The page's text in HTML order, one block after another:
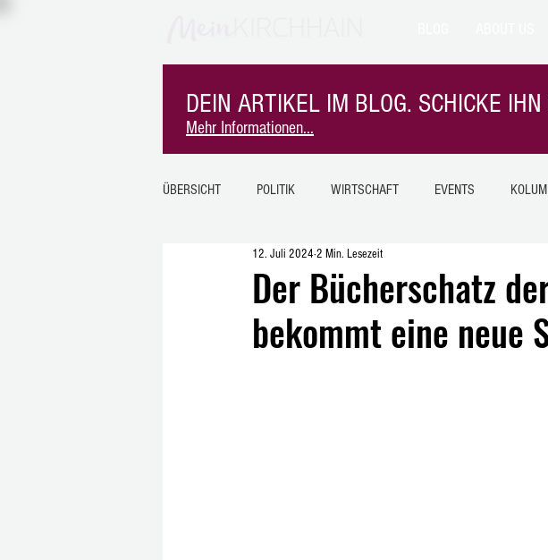
Mehr Informationen...
DEIN ARTIKEL IM BLOG. SCHICKE
ÜBERSICHT POLITIK WIRTSCHAFT EVENTS
MITEINANDER MK-INTERN
SINDERSFELD BURGHOLZ LANGESNSTEIN
Der Bücherschatz
bekommt eine neue
12. Juli 2024 2 Min. Lesezeit